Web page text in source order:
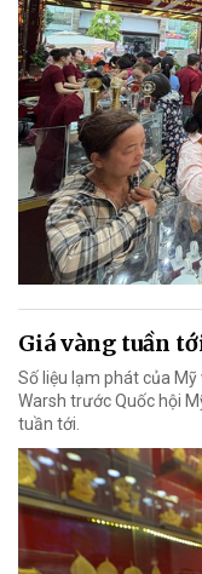
Giá vàng tuần
Số liệu lạm phát của Mỹ
Warsh trước Quốc hội
tuần tới.